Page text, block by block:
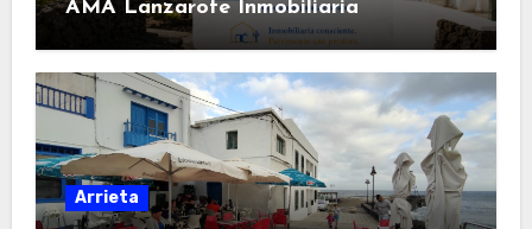
AMA Lanzarote Inmobiliaria
Arrieta